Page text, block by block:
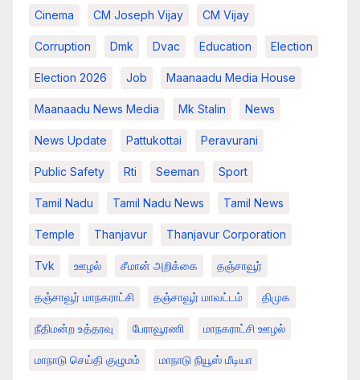
Cinema CM Joseph Vijay CM Vijay
Corruption Dmk Dvac Education Election
Election 2026 Job Maanaadu Media House
Maanaadu News Media Mk Stalin News
News Update Pattukottai Peravurani
Public Safety Rti Seeman Sport
Tamil Nadu Tamil Nadu News Tamil News
Temple Thanjavur Thanjavur Corporation
Tvk ஊழல் சீமான் அறிக்கை தஞ்சாவூர்
தஞ்சாவூர் மாநகராட்சி தஞ்சாவூர் மாவட்டம் திமுக
நீதிமன்ற உத்தரவு பேராவூரணி மாநகராட்சி ஊழல்
மாநாடு செய்தி குழுமம் மாநாடு நியூஸ் மீடியா